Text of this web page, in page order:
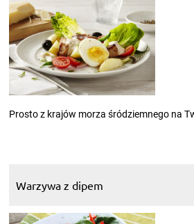
Prosto z krajów morza śródziemnego na
Warzywa z dipem